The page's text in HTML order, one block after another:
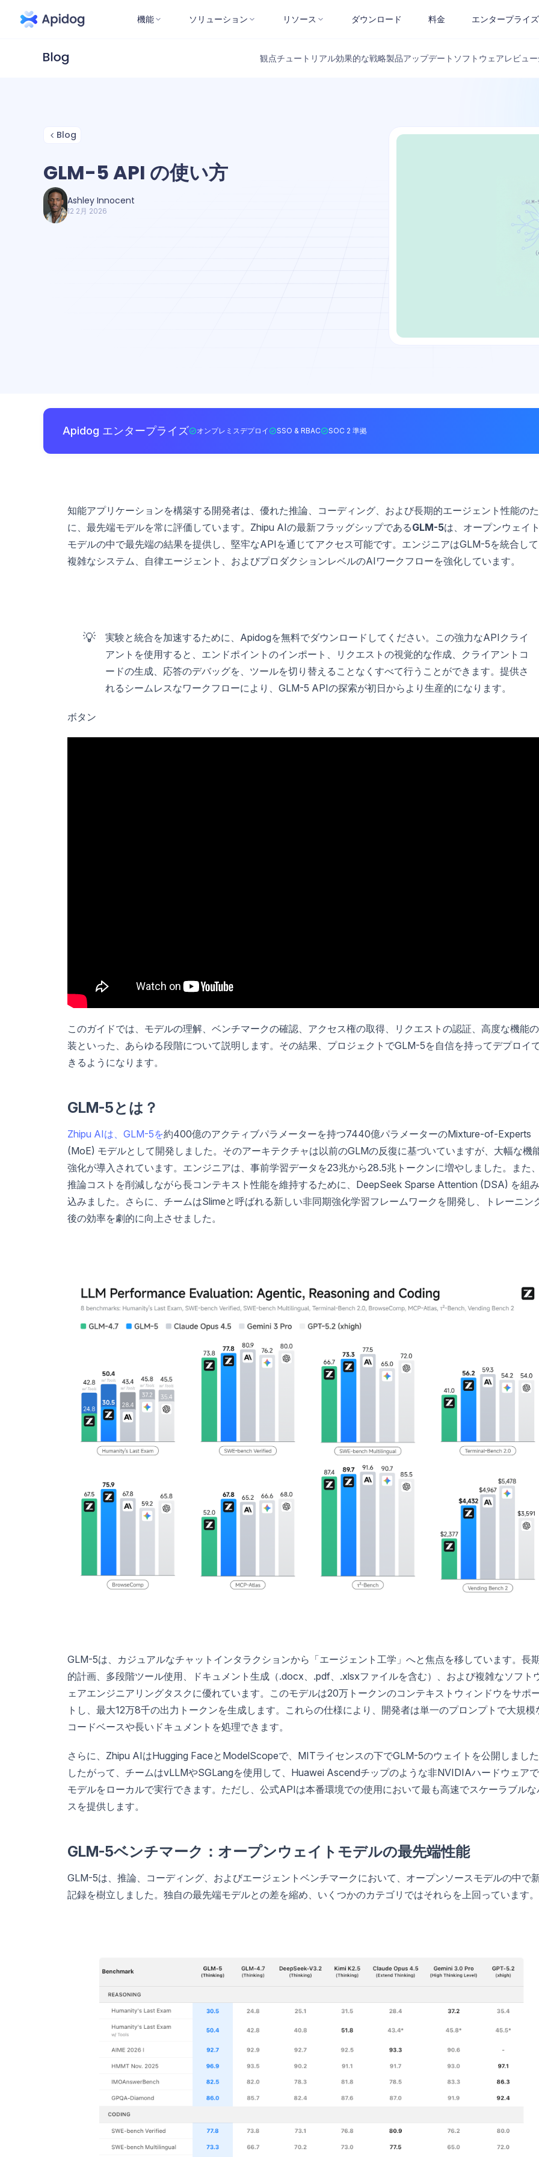
機能 ソリューション リソース ダウンロード 料金 エンタープライズ
観点チュートリアル効果的な戦略製品アップデート ソフトウェアレビュー
Blog
GLM-5 API の使い方
Ashley Innocent
12 2月 2026
Apidog エンタープライズ オンプレミスデプロイ SSO & RBAC SOC 2 準拠
知能アプリケーションを構築する開発者は、優れた推論、コーディング、および長期的エージェント性能の
に、最先端モデルを常に評価しています。Zhipu AIの最新フラッグシップであるGLM-5は、オープンウェイ
モデルの中で最先端の結果を提供し、堅牢なAPIを通じてアクセス可能です。エンジニアはGLM-5を統合し
複雑なシステム、自律エージェント、およびプロダクションレベルのAIワークフローを強化しています。
💡
実験と統合を加速するために、Apidogを無料でダウンロードしてください。この強力なAPIクライ
アントを使用すると、エンドポイントのインポート、リクエストの視覚的な作成、クライアントコ
ードの生成、応答のデバッグを、ツールを切り替えることなくすべて行うことができます。提供さ
れるシームレスなワークフローにより、GLM-5 APIの探索が初日からより生産的になります。
ボタン
このガイドでは、モデルの理解、ベンチマークの確認、アクセス権の取得、リクエストの認証、高度な機能
装といった、あらゆる段階について説明します。その結果、プロジェクトでGLM-5を自信を持ってデプロイ
きるようになります。
GLM-5とは？
Zhipu AIは、GLM-5を約400億のアクティブパラメーターを持つ7440億パラメーターのMixture-of-Experts
(MoE) モデルとして開発しました。そのアーキテクチャは以前のGLMの反復に基づいていますが、大幅な機
強化が導入されています。エンジニアは、事前学習データを23兆から28.5兆トークンに増やしました。また
推論コストを削減しながら長コンテキスト性能を維持するために、DeepSeek Sparse Attention (DSA) を組み
込みました。さらに、チームはSlimeと呼ばれる新しい非同期強化学習フレームワークを開発し、トレーニン
後の効率を劇的に向上させました。
GLM-5は、カジュアルなチャットインタラクションから「エージェント工学」へと焦点を移しています。長
的計画、多段階ツール使用、ドキュメント生成（.docx、.pdf、.xlsxファイルを含む）、および複雑なソフト
ェアエンジニアリングタスクに優れています。このモデルは20万トークンのコンテキストウィンドウをサポ
トし、最大12万8千の出力トークンを生成します。これらの仕様により、開発者は単一のプロンプトで大規模
コードベースや長いドキュメントを処理できます。
さらに、Zhipu AIはHugging FaceとModelScopeで、MITライセンスの下でGLM-5のウェイトを公開しまし
したがって、チームはvLLMやSGLangを使用して、Huawei Ascendチップのような非NVIDIAハードウェア
モデルをローカルで実行できます。ただし、公式APIは本番環境での使用において最も高速でスケーラブルな
スを提供します。
GLM-5ベンチマーク：オープンウェイトモデルの最先端性能
GLM-5は、推論、コーディング、およびエージェントベンチマークにおいて、オープンソースモデルの中で
記録を樹立しました。独自の最先端モデルとの差を縮め、いくつかのカテゴリではそれらを上回っています。